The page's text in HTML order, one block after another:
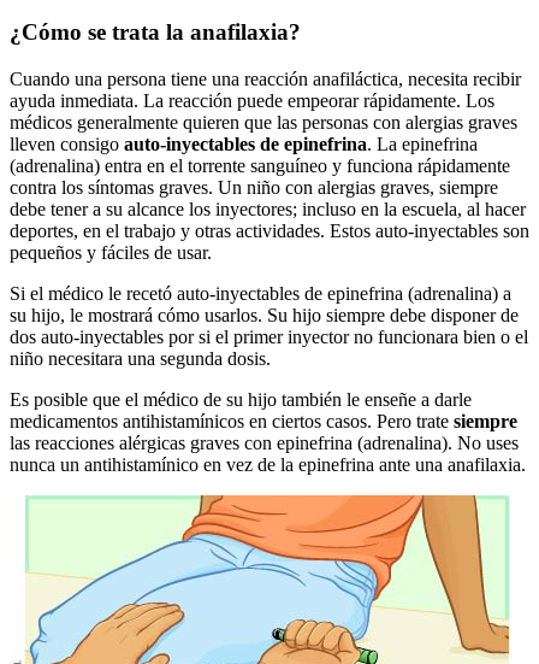
¿Cómo se trata la anafilaxia?
Cuando una persona tiene una reacción anafiláctica, necesita recibir
ayuda inmediata. La reacción puede empeorar rápidamente. Los
médicos generalmente quieren que las personas con alergias graves
lleven consigo auto-inyectables de epinefrina. La epinefrina
(adrenalina) entra en el torrente sanguíneo y funciona rápidamente
contra los síntomas graves. Un niño con alergias graves, siempre
debe tener a su alcance los inyectores; incluso en la escuela, al hacer
deportes, en el trabajo y otras actividades. Estos auto-inyectables son
pequeños y fáciles de usar.
Si el médico le recetó auto-inyectables de epinefrina (adrenalina) a
su hijo, le mostrará cómo usarlos. Su hijo siempre debe disponer de
dos auto-inyectables por si el primer inyector no funcionara bien o el
niño necesitara una segunda dosis.
Es posible que el médico de su hijo también le enseñe a darle
medicamentos antihistamínicos en ciertos casos. Pero trate siempre
las reacciones alérgicas graves con epinefrina (adrenalina). No uses
nunca un antihistamínico en vez de la epinefrina ante una anafilaxia.